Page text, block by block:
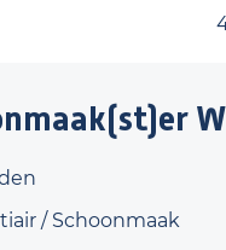
/ Schoonmaak